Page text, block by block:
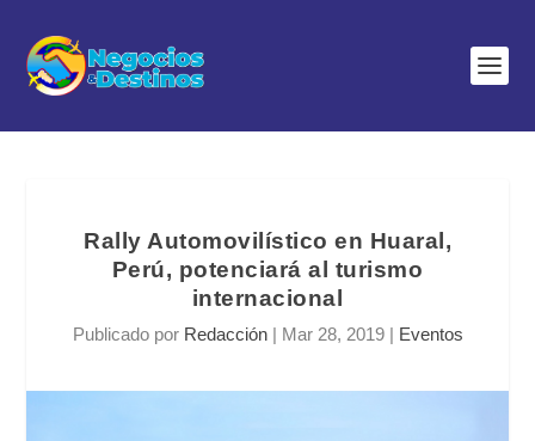
Rally Automovilístico en Huaral,
Perú, potenciará al turismo
internacional
Publicado por Redacción| Mar 28, 2019| Eventos